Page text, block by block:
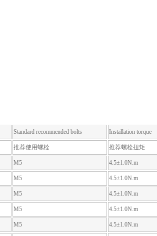
Standard recommended bolts Installation torque
推荐使用螺栓 推荐螺栓扭矩
M5 4.5±1.0N.m
M5 4.5±1.0N.m
M5 4.5±1.0N.m
M5 4.5±1.0N.m
M5 4.5±1.0N.m